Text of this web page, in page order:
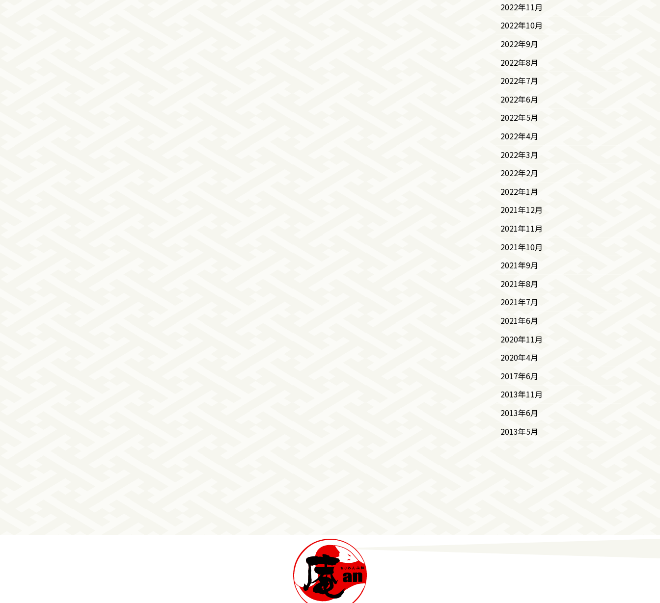
2022年11月
2022年10月
2022年9月
2022年8月
2022年7月
2022年6月
2022年5月
2022年4月
2022年3月
2022年2月
2022年1月
2021年12月
2021年11月
2021年10月
2021年9月
2021年8月
2021年7月
2021年6月
2020年11月
2020年4月
2017年6月
2013年11月
2013年6月
2013年5月